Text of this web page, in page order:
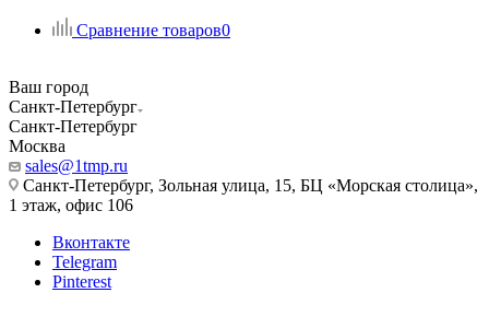
Сравнение товаров0
Ваш город
Санкт-Петербург
Санкт-Петербург
Москва
sales@1tmp.ru
Санкт-Петербург, Зольная улица, 15, БЦ «Морская столица»,
1 этаж, офис 106
Вконтакте
Telegram
Pinterest